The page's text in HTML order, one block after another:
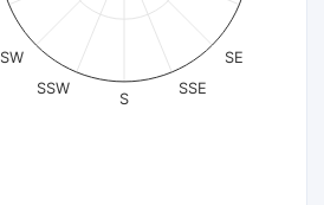
SE
SSE
S
SSW
SW